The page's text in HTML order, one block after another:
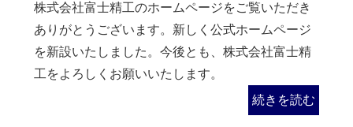
株式会社富士精工のホームページをご覧いただき
ありがとうございます。新しく公式ホームページ
を​新設いたしました。今後とも、株式会社富士精
工をよろしくお願いいたします。
続きを読む